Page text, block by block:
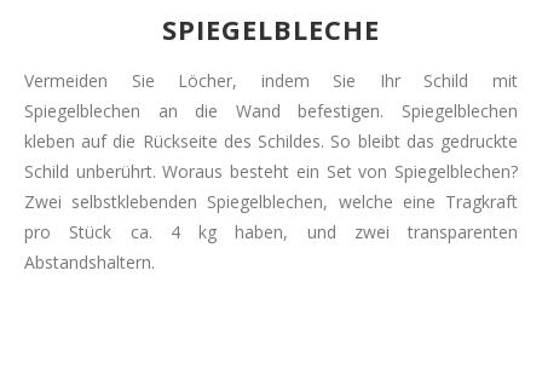
SPIEGELBLECHE
Vermeiden Sie Löcher, indem Sie Ihr Schild mit
Spiegelblechen an die Wand befestigen. Spiegelblechen
kleben auf die Rückseite des Schildes. So bleibt das gedruckte
Schild unberührt. Woraus besteht ein Set von Spiegelblechen?
Zwei selbstklebenden Spiegelblechen, welche eine Tragkraft
pro Stück ca. 4 kg haben, und zwei transparenten
Abstandshaltern.